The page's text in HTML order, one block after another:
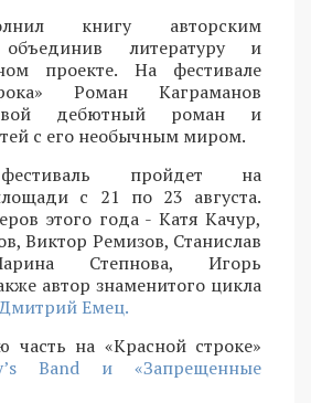
книгу авторским
объединив литературу и
проекте. На фестивале
Роман Каграманов
дебютный роман и
с его необычным миром.
пройдет на
с 21 по 23 августа.
этого года - Катя Качур,
Виктор Ремизов, Станислав
Степнова, Игорь
автор знаменитого цикла
Дмитрий Емец.
часть на «Красной строке»
Band и «Запрещенные